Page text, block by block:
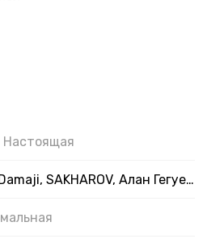
Настоящая
KALVADOS, Kasia, Damaji, SAKHAROV, Алан Гегуев, ТАКЕР, Ходят Слухи